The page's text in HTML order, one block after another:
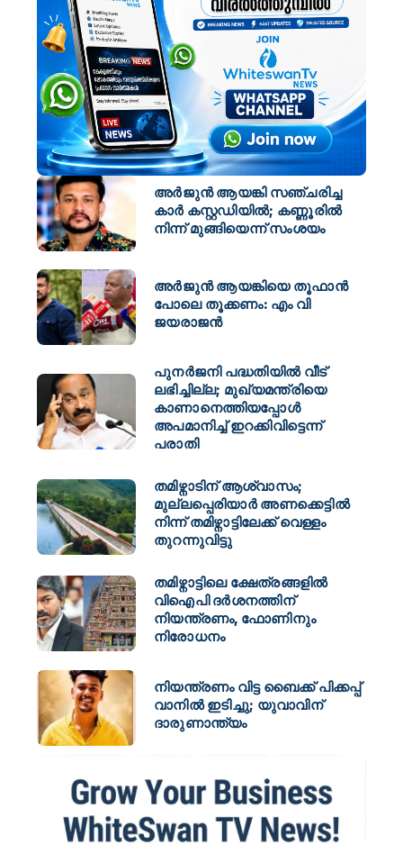
അർജുൻ ആയങ്കി സഞ്ചരിച്ച
കാർ കസ്റ്റഡിയിൽ; കണ്ണൂരിൽ
നിന്ന് മുങ്ങിയെന്ന് സംശയം
അർജുൻ ആയങ്കിയെ തൂഫാൻ
പോലെ തൂക്കണം: എം വി
ജയരാജൻ
പുനർജനി പദ്ധതിയിൽ വീട്
ലഭിച്ചില്ല; മുഖ്യമന്ത്രിയെ
കാണാനെത്തിയപ്പോൾ
അപമാനിച്ച് ഇറക്കിവിട്ടെന്ന്
പരാതി
തമിഴ്നാടിന് ആശ്വാസം;
മുല്ലപ്പെരിയാർ അണക്കെട്ടിൽ
നിന്ന് തമിഴ്നാട്ടിലേക്ക് വെള്ളം
തുറന്നുവിട്ടു
തമിഴ്നാട്ടിലെ ക്ഷേത്രങ്ങളിൽ
വിഐപി ദർശനത്തിന്
നിയന്ത്രണം, ഫോണിനും
നിരോധനം
നിയന്ത്രണം വിട്ട ബൈക്ക് പിക്കപ്പ്
വാനിൽ ഇടിച്ചു; യുവാവിന്
ദാരുണാന്ത്യം